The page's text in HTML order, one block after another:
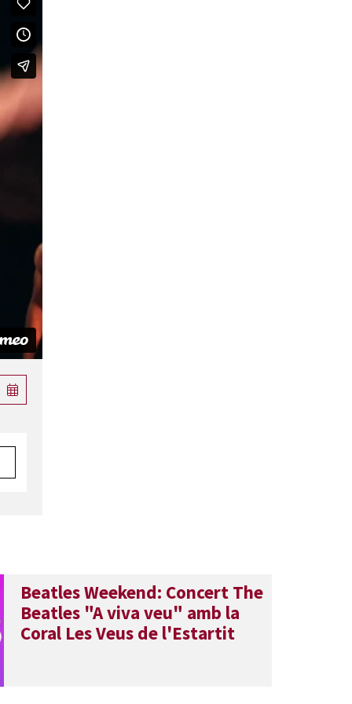
Beatles Weekend: Concert The
Beatles "A viva veu" amb la
Coral Les Veus de l'Estartit